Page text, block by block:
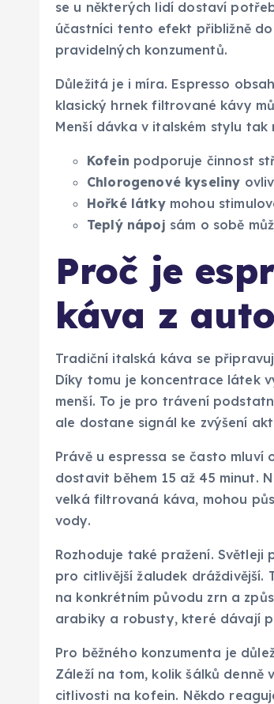
se u některých lidí dostaví
účastníci tento efekt přibližně
pravidelných konzumentů.
Důležitá je i míra. Espresso
klasický hrnek filtrované kávy
Menší dávka v italském stylu
Kofein podporuje činnost
Chlorogenové kyseliny
Hořké látkymohou
Teplý nápoj sám o sobě
Proč je
káva z
Tradiční italská káva se
Díky tomu je koncentrace látek
menší. To je pro trávení
ale dostane signál ke zvýšení
Právě u espressa se často mluví
dostavit během 15 až 45 minut.
velká filtrovaná káva, mohou
vody.
Rozhoduje také pražení.
pro citlivější žaludek dráždivější.
na konkrétním původu zrn a
arabiky a robusty, které dávají
Pro běžného konzumenta je
Záleží na tom, kolik šálků
citlivosti na kofein. Někdo